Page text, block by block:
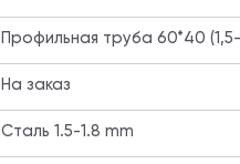
Профильная труба 60*40
На заказ
Сталь 1.5-1.8 mm